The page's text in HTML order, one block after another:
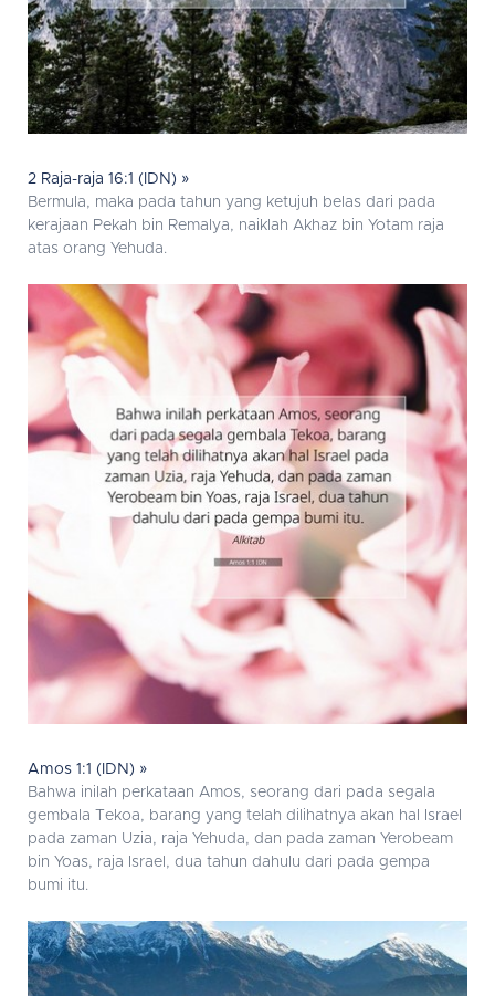
2 Raja-raja 16:1 (IDN) »
Bermula, maka pada tahun yang ketujuh belas dari pada
kerajaan Pekah bin Remalya, naiklah Akhaz bin Yotam raja
atas orang Yehuda.
Amos 1:1 (IDN) »
Bahwa inilah perkataan Amos, seorang dari pada segala
gembala Tekoa, barang yang telah dilihatnya akan hal Israel
pada zaman Uzia, raja Yehuda, dan pada zaman Yerobeam
bin Yoas, raja Israel, dua tahun dahulu dari pada gempa
bumi itu.